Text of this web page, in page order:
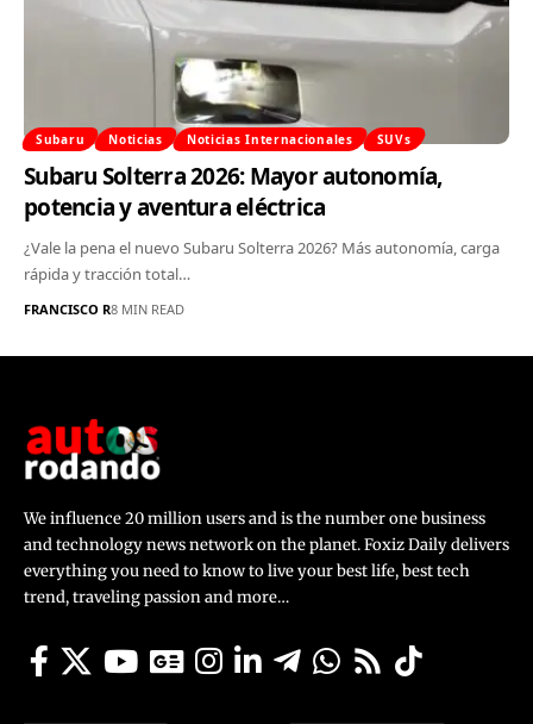
Subaru Noticias Noticias Internacionales SUVs
Subaru Solterra 2026: Mayor autonomía,
potencia y aventura eléctrica
¿Vale la pena el nuevo Subaru Solterra 2026? Más autonomía, carga
rápida y tracción total…
FRANCISCO R8 MIN READ
We influence 20 million users and is the number one business
and technology news network on the planet. Foxiz Daily delivers
everything you need to know to live your best life, best tech
trend, traveling passion and more…